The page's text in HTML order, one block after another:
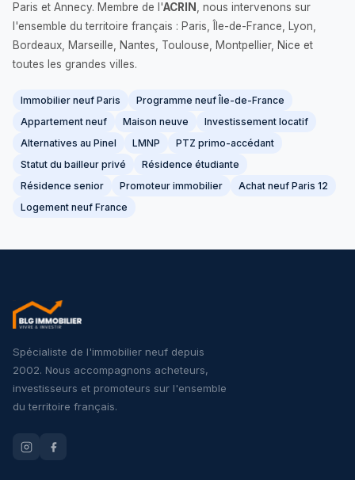
Paris et Annecy. Membre de l'ACRIN
, nous intervenons sur
l'ensemble du territoire français : Paris, Île-de-France, Lyon,
Bordeaux, Marseille, Nantes, Toulouse, Montpellier, Nice et
toutes les grandes villes.
Immobilier neuf Paris
Programme neuf Île-de-France
Appartement neuf
Maison neuve
Investissement locatif
Alternatives au Pinel
LMNP
PTZ primo-accédant
Statut du bailleur privé
Résidence étudiante
Résidence senior
Promoteur immobilier
Achat neuf Paris 12
Logement neuf France
Spécialiste de l'immobilier neuf depuis
2002. Nous accompagnons acheteurs,
investisseurs et promoteurs sur l'ensemble
du territoire français.